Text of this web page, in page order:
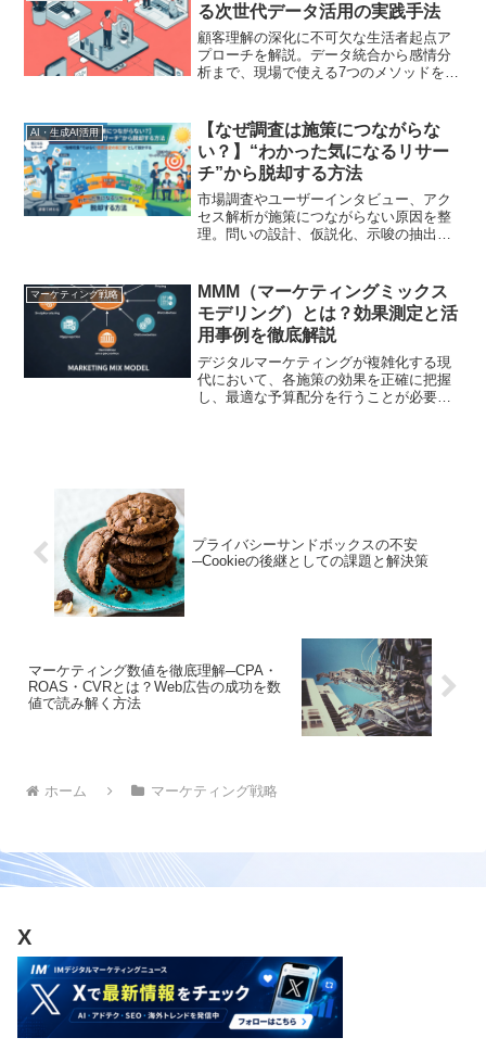
る次世代データ活用の実践手法
顧客理解の深化に不可欠な生活者起点ア
プローチを解説。データ統合から感情分
析まで、現場で使える7つのメソッドを事
AI・生成AI活用
【なぜ調査は施策につながらな
い？】“わかった気になるリサー
チ”から脱却する方法
市場調査やユーザーインタビュー、アク
セス解析が施策につながらない原因を整
理。問いの設計、仮説化、示唆の抽出、
する実務手順を解説します
マーケティング戦略
MMM（マーケティングミックス
モデリング）とは？効果測定と活
用事例を徹底解説
デジタルマーケティングが複雑化する現
代において、各施策の効果を正確に把握
し、最適な予算配分を行うことが必要で
プライバシーサンドボックスの不安
─Cookieの後継としての課題と解決策
マーケティング数値を徹底理解─CPA・
ROAS・CVRとは？Web広告の成功を数
値で読み解く方法
ホーム マーケティング戦略
X